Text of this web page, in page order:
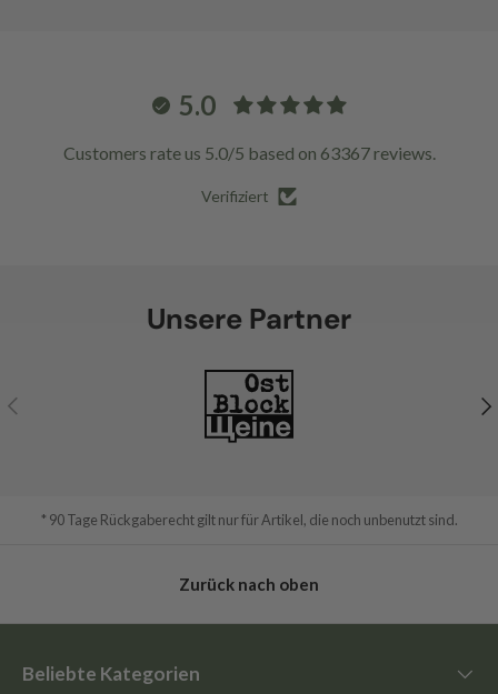
5.0
Customers rate us 5.0/5 based on 63367 reviews.
Verifiziert
Unsere Partner
Vorherige
* 90 Tage Rückgaberecht gilt nur für Artikel, die noch unbenutzt sind.
Zurück nach oben
Beliebte Kategorien